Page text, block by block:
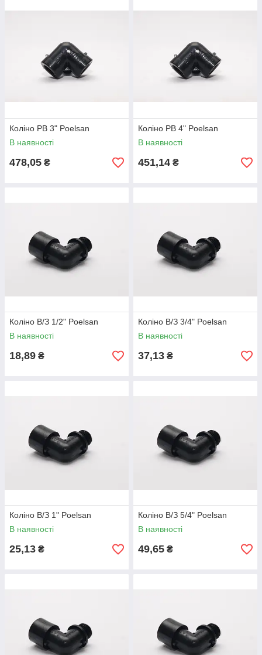
Коліно РВ 3" Poelsan
В наявності
478,05 ₴
Коліно РВ 4" Poelsan
В наявності
451,14 ₴
Коліно В/З 1/2" Poelsan
В наявності
18,89 ₴
Коліно В/З 3/4" Poelsan
В наявності
37,13 ₴
Коліно В/З 1" Poelsan
В наявності
25,13 ₴
Коліно В/З 5/4" Poelsan
В наявності
49,65 ₴